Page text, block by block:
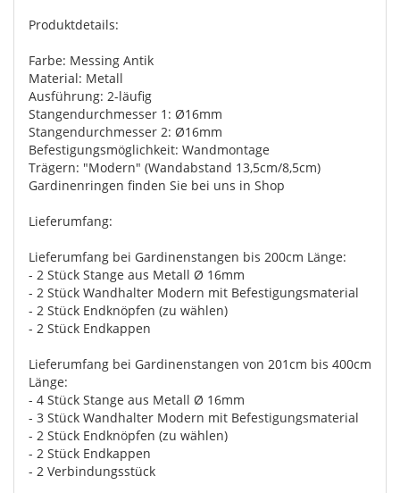
Produktdetails:
Farbe: Messing Antik
Material: Metall
Ausführung: 2-läufig
Stangendurchmesser 1: Ø16mm
Stangendurchmesser 2: Ø16mm
Befestigungsmöglichkeit: Wandmontage
Trägern: "Modern" (Wandabstand 13,5cm/8,5cm)
Gardinenringen finden Sie bei uns in Shop
Lieferumfang:
Lieferumfang bei Gardinenstangen bis 200cm Länge:
- 2 Stück Stange aus Metall Ø 16mm
- 2 Stück Wandhalter Modern mit Befestigungsmaterial
- 2 Stück Endknöpfen (zu wählen)
- 2 Stück Endkappen
Lieferumfang bei Gardinenstangen von 201cm bis 400cm
Länge:
- 4 Stück Stange aus Metall Ø 16mm
- 3 Stück Wandhalter Modern mit Befestigungsmaterial
- 2 Stück Endknöpfen (zu wählen)
- 2 Stück Endkappen
- 2 Verbindungsstück